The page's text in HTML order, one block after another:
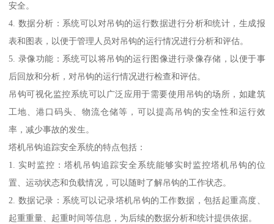
安全。
4. 数据分析：系统可以对吊钩的运行数据进行分析和统计，生成报
表和图表，以便于管理人员对吊钩的运行情况进行分析和评估。
5. 录像功能：系统可以将吊钩的运行图像进行录像存储，以便于事
后回放和分析，对吊钩的运行情况进行检查和评估。
吊钩可视化监控系统可以广泛应用于需要使用吊钩的场所，如建筑
工地、港口码头、物流仓储等，可以提高吊钩的安全性和运行效
率，减少事故的发生。
塔机吊钩追踪安全系统的特点包括：
1. 实时监控：塔机吊钩追踪安全系统能够实时监控塔机吊钩的位
置、运动状态和负载情况，可以随时了解吊钩的工作状态。
2. 数据记录：系统可以记录塔机吊钩的工作数据，包括起重高度、
起重重量、起重时间等信息，为后续的数据分析和统计提供依据。